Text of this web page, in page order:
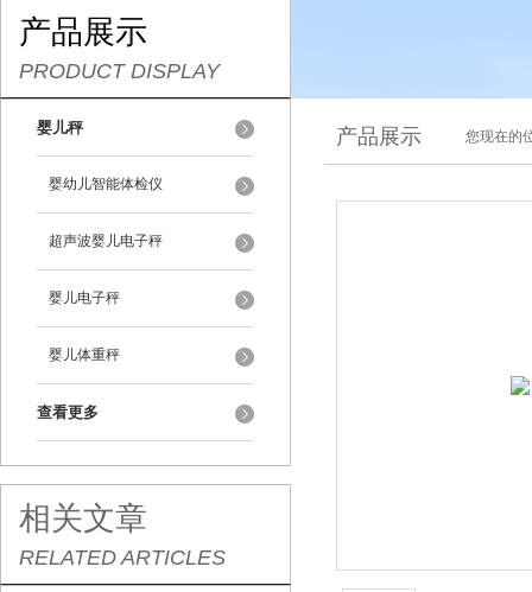
产品展示
PRODUCT DISPLAY
婴儿秤
婴幼儿智能体检仪
超声波婴儿电子秤
婴儿电子秤
婴儿体重秤
查看更多
相关文章
RELATED ARTICLES
产品展示 您现在的